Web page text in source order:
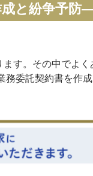
と紛争予防
す。その中でよく
務委託契約書を作